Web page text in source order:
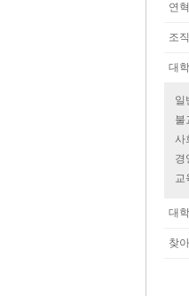
연혁
조
대
일
불
사
경
교
대
찾